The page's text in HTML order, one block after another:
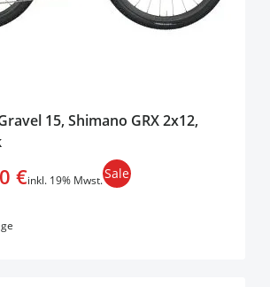
15, Shimano GRX 2x12,
€inkl. 19% Mwst.Sale